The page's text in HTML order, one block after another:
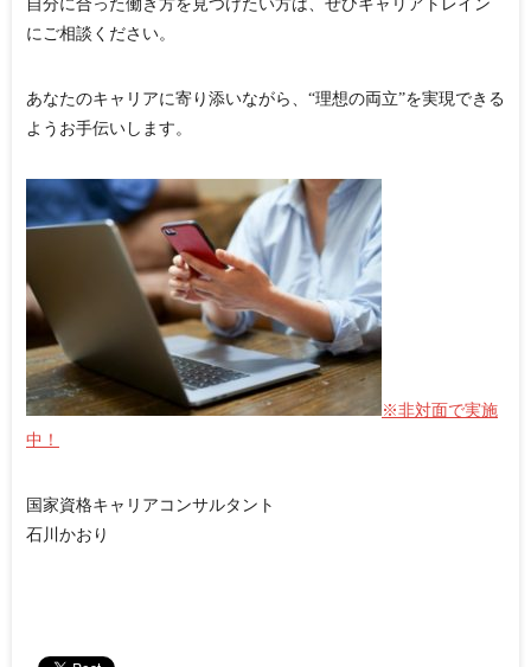
自分に合った働き方を見つけたい方は、ぜひキャリアトレイン
にご相談ください。
あなたのキャリアに寄り添いながら、“理想の両立”を実現できる
ようお手伝いします。
※非対面で実施
中！
国家資格キャリアコンサルタント
石川かおり